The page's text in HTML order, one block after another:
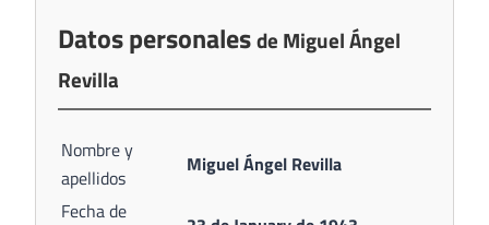
Datos personalesde Miguel Ángel
Revilla
Nombre y
apellidos
Miguel Ángel Revilla
Fecha de